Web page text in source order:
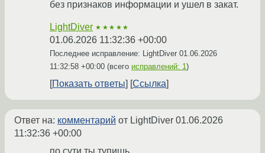
без признаков информации и ушел в закат.
LightDiver ★★★★★
01.06.2026 11:32:36 +00:00
Последнее исправление: LightDiver 01.06.2026
11:32:58 +00:00 (всего исправлений: 1)
Показать ответы Ссылка
Ответ на: комментарий от LightDiver 01.06.2026
11:32:36 +00:00
по сути ты тупишь